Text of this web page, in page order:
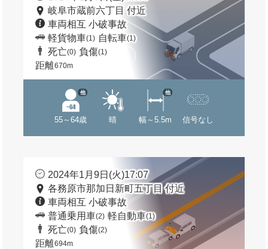
岐阜市蔵前六丁目 付近
車両相互 小破事故
軽貨物車(1) 自転車(1)
死亡(0) 負傷(1)
距離670m
55～64歳
他
晴 幅～5.5m
他
信号なし
2024年1月9日(火)17:07
各務原市那加日新町五丁目 付近
車両相互 小破事故
普通乗用車(2) 軽自動車(1)
死亡(0) 負傷(2)
距離694m